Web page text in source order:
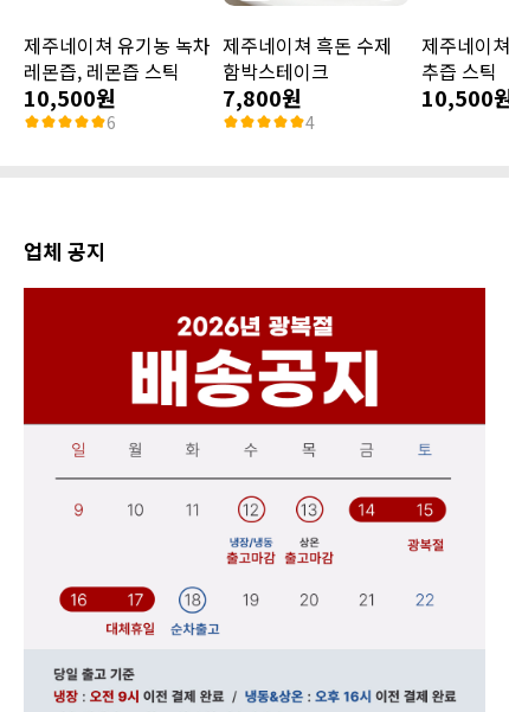
제주네이쳐 유기농 녹차
레몬즙, 레몬즙 스틱
10,500원
6
제주네이쳐 흑돈 수제
함박스테이크
7,800원
4
제주네이
추즙 스틱
10,500원
업체 공지